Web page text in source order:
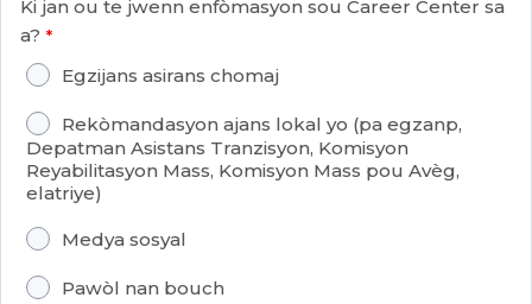
Ki jan ou te jwenn enfòmasyon sou Career Center sa
a?
Egzijans asirans chomaj
Rekòmandasyon ajans lokal yo (pa egzanp,
Depatman Asistans Tranzisyon, Komisyon
Reyabilitasyon Mass, Komisyon Mass pou Avèg,
elatriye)
Medya sosyal
Pawòl nan bouch